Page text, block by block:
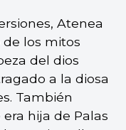
Atenea
de los mitos
del dios
a la diosa
También
hija de Palas